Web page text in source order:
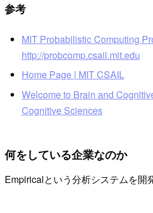
参考
MIT Probabilistic Computing
http://probcomp.csail.mit.edu
Home Page | MIT CSAIL
Welcome to Brain and
Cognitive Sciences
何をしている企業なのか
Empiricalという分析システムを開